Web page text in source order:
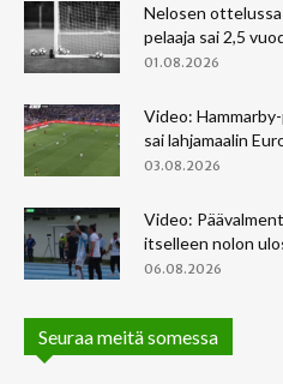
Nelosen
pelaaja sai 2,5
01.08.2026
Video:
sai lahjamaalin
03.08.2026
Video:
itselleen nolon
06.08.2026
Seuraa meitä somessa